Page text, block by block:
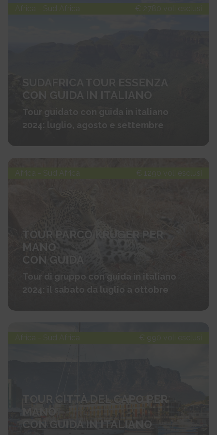
Africa - Sud Africa € 2780 voli esclusi
SUDAFRICA TOUR ESSENZA
CON GUIDA IN ITALIANO
Tour guidato con guida in italiano
2024: luglio, agosto e settembre
Africa - Sud Africa € 1290 voli esclusi
TOUR PARCO KRUGER PER
MANO
CON GUIDA
Tour di gruppo con guida in italiano
2024: il sabato da luglio a ottobre
Africa - Sud Africa € 990 voli esclusi
TOUR CITTÀ DEL CAPO PER
CON GUIDA IN ITALIANO